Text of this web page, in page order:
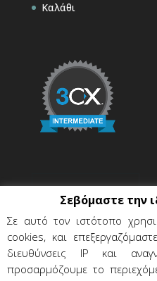
Καλάθι
Σεβόμαστε την
Σε αυτό τον ιστότοπο
cookies, και
διευθύνσεις IP και
προσαρμόζουμε το